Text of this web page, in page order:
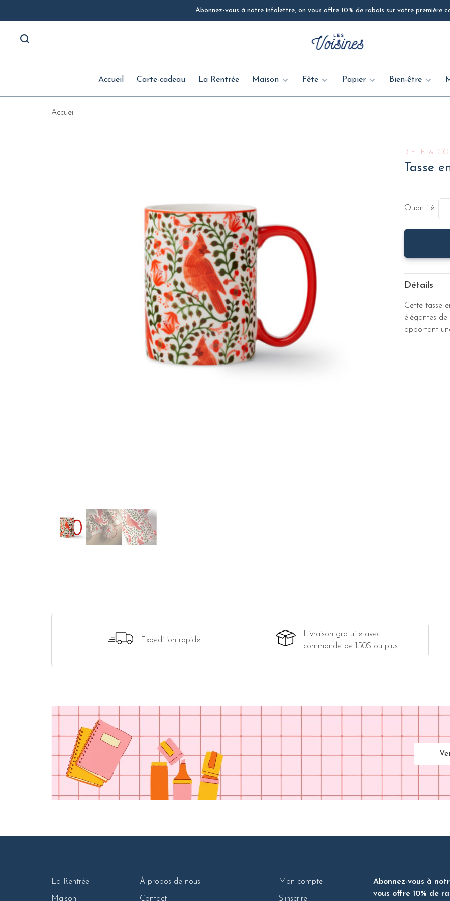
Abonnez-vous à notre infolettre, on vous offre 10% de rabais sur votre première
Accueil Carte-cadeau La Rentrée Maison Fête Papier Bien-être
Accueil
RIFLE & CO
Tasse
Quantité: -
Détails
Cette tasse
élégantes de
apportant
Expédition rapide
Livraison gratuite avec
commande de 150$ ou plus.
La Rentrée
Maison
À propos de nous
Contact
Mon compte
S'inscrire
Abonnez-vous à
vous offre 10% de